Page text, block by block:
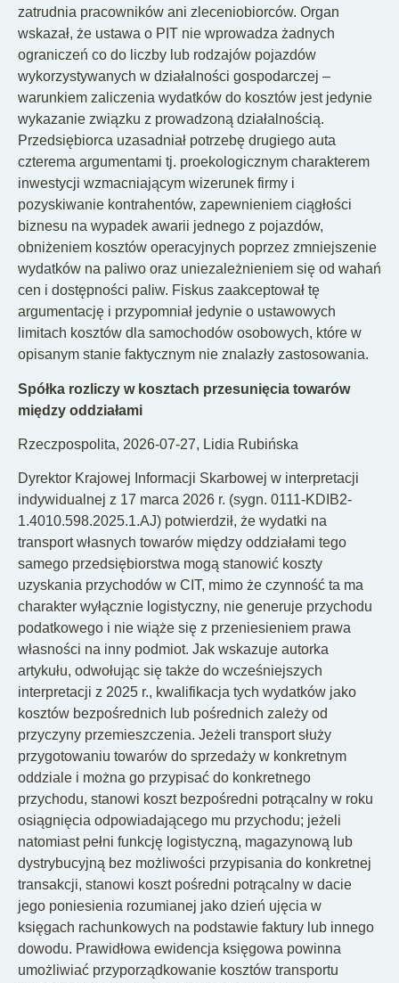
zatrudnia pracowników ani zleceniobiorców. Organ
wskazał, że ustawa o PIT nie wprowadza żadnych
ograniczeń co do liczby lub rodzajów pojazdów
wykorzystywanych w działalności gospodarczej –
warunkiem zaliczenia wydatków do kosztów jest jedynie
wykazanie związku z prowadzoną działalnością.
Przedsiębiorca uzasadniał potrzebę drugiego auta
czterema argumentami tj. proekologicznym charakterem
inwestycji wzmacniającym wizerunek firmy i
pozyskiwanie kontrahentów, zapewnieniem ciągłości
biznesu na wypadek awarii jednego z pojazdów,
obniżeniem kosztów operacyjnych poprzez zmniejszenie
wydatków na paliwo oraz uniezależnieniem się od wahań
cen i dostępności paliw. Fiskus zaakceptował tę
argumentację i przypomniał jedynie o ustawowych
limitach kosztów dla samochodów osobowych, które w
opisanym stanie faktycznym nie znalazły zastosowania.
Spółka rozliczy w kosztach przesunięcia towarów
między oddziałami
Rzeczpospolita, 2026-07-27, Lidia Rubińska
Dyrektor Krajowej Informacji Skarbowej w interpretacji
indywidualnej z 17 marca 2026 r. (sygn. 0111-KDIB2-
1.4010.598.2025.1.AJ) potwierdził, że wydatki na
transport własnych towarów między oddziałami tego
samego przedsiębiorstwa mogą stanowić koszty
uzyskania przychodów w CIT, mimo że czynność ta ma
charakter wyłącznie logistyczny, nie generuje przychodu
podatkowego i nie wiąże się z przeniesieniem prawa
własności na inny podmiot. Jak wskazuje autorka
artykułu, odwołując się także do wcześniejszych
interpretacji z 2025 r., kwalifikacja tych wydatków jako
kosztów bezpośrednich lub pośrednich zależy od
przyczyny przemieszczenia. Jeżeli transport służy
przygotowaniu towarów do sprzedaży w konkretnym
oddziale i można go przypisać do konkretnego
przychodu, stanowi koszt bezpośredni potrącalny w roku
osiągnięcia odpowiadającego mu przychodu; jeżeli
natomiast pełni funkcję logistyczną, magazynową lub
dystrybucyjną bez możliwości przypisania do konkretnej
transakcji, stanowi koszt pośredni potrącalny w dacie
jego poniesienia rozumianej jako dzień ujęcia w
księgach rachunkowych na podstawie faktury lub innego
dowodu. Prawidłowa ewidencja księgowa powinna
umożliwiać przyporządkowanie kosztów transportu